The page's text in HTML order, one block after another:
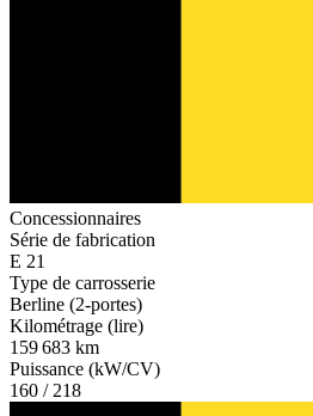
Concessionnaires
Série de fabrication
E 21
Type de carrosserie
Berline (2-portes)
Kilométrage (lire)
159 683 km
Puissance (kW/CV)
160 / 218